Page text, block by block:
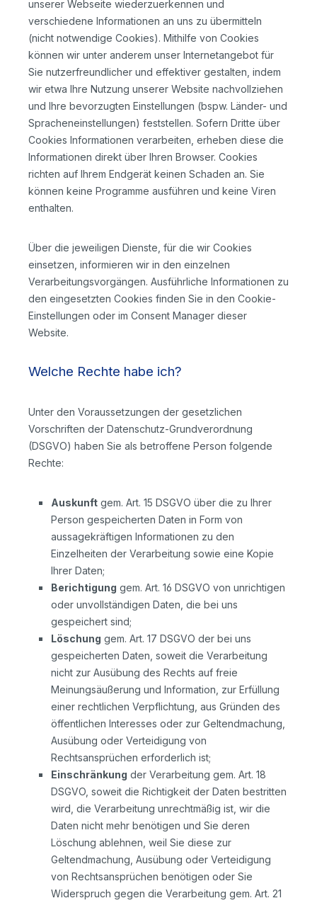
unserer Webseite wiederzuerkennen und
verschiedene Informationen an uns zu übermitteln
(nicht notwendige Cookies). Mithilfe von Cookies
können wir unter anderem unser Internetangebot für
Sie nutzerfreundlicher und effektiver gestalten, indem
wir etwa Ihre Nutzung unserer Website nachvollziehen
und Ihre bevorzugten Einstellungen (bspw. Länder- und
Spracheneinstellungen) feststellen. Sofern Dritte über
Cookies Informationen verarbeiten, erheben diese die
Informationen direkt über Ihren Browser. Cookies
richten auf Ihrem Endgerät keinen Schaden an. Sie
können keine Programme ausführen und keine Viren
enthalten.
Über die jeweiligen Dienste, für die wir Cookies
einsetzen, informieren wir in den einzelnen
Verarbeitungsvorgängen. Ausführliche Informationen zu
den eingesetzten Cookies finden Sie in den Cookie-
Einstellungen oder im Consent Manager dieser
Website.
Welche Rechte habe ich?
Unter den Voraussetzungen der gesetzlichen
Vorschriften der Datenschutz-Grundverordnung
(DSGVO) haben Sie als betroffene Person folgende
Rechte:
Auskunft gem. Art. 15 DSGVO über die zu Ihrer
Person gespeicherten Daten in Form von
aussagekräftigen Informationen zu den
Einzelheiten der Verarbeitung sowie eine Kopie
Ihrer Daten;
Berichtigung gem. Art. 16 DSGVO von unrichtigen
oder unvollständigen Daten, die bei uns
gespeichert sind;
Löschung gem. Art. 17 DSGVO der bei uns
gespeicherten Daten, soweit die Verarbeitung
nicht zur Ausübung des Rechts auf freie
Meinungsäußerung und Information, zur Erfüllung
einer rechtlichen Verpflichtung, aus Gründen des
öffentlichen Interesses oder zur Geltendmachung,
Ausübung oder Verteidigung von
Rechtsansprüchen erforderlich ist;
Einschränkung der Verarbeitung gem. Art. 18
DSGVO, soweit die Richtigkeit der Daten bestritten
wird, die Verarbeitung unrechtmäßig ist, wir die
Daten nicht mehr benötigen und Sie deren
Löschung ablehnen, weil Sie diese zur
Geltendmachung, Ausübung oder Verteidigung
von Rechtsansprüchen benötigen oder Sie
Widerspruch gegen die Verarbeitung gem. Art. 21